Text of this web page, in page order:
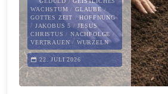
WACHSTUM / GLAUBE/
GOTTES ZEIT /HOFFNUNG
/ JAKOBUS 5/JESUS
CHRISTUS / NACHFOLGE /
VERTRAUEN/ WURZELN
22. JULI 2026